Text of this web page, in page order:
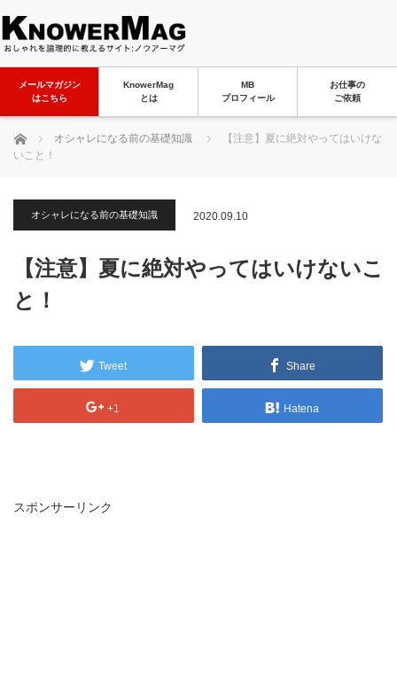
メールマガジン
はこちら
KnowerMag
とは
MB
プロフィール
お仕事の
ご依頼
ホーム オシャレになる前の基礎知識
【注意】夏に絶対やってはいけな
いこと！
オシャレになる前の基礎知識 2020.09.10
【注意】夏に絶対やってはいけないこ
と！
Tweet Share
+1 Hatena
スポンサーリンク